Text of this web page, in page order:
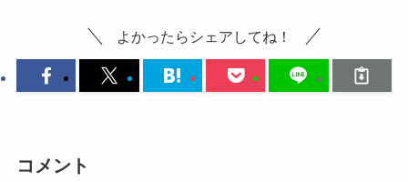
よかったらシェアしてね！
コメント